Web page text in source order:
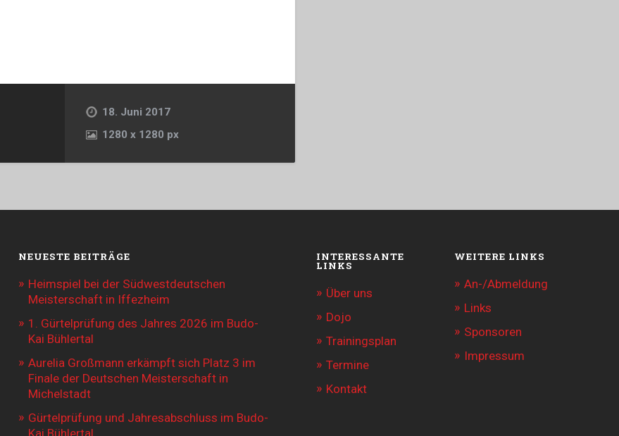
18. Juni 2017
1280x 1280 px
NEUESTE BEITRÄGE
Heimspiel bei der Südwestdeutschen
Meisterschaft in Iffezheim
1. Gürtelprüfung des Jahres 2026 im Budo-
Kai Bühlertal
Aurelia Großmann erkämpft sich Platz 3 im
Finale der Deutschen Meisterschaft in
Michelstadt
Gürtelprüfung und Jahresabschluss im Budo-
INTERESSANTE
LINKS
Über uns
Dojo
Trainingsplan
Termine
Kontakt
WEITERE LINKS
An-/Abmeldung
Links
Sponsoren
Impressum